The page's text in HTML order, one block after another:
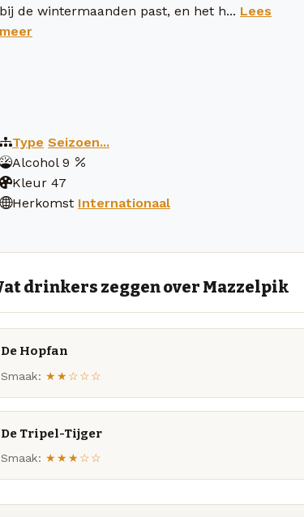
bij de wintermaanden past, en het h... Lees
meer
Type Seizoen...
Alcohol 9
Kleur 47
Herkomst Internationaal
drinkers zeggen over Mazzelpik
De Hopfan
Smaak: ★★☆☆☆
De Tripel-Tijger
Smaak: ★★★☆☆